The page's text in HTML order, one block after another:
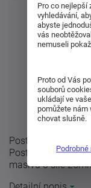
Postel Petra se
Postel se vyrábí z
masivu o síle
Pro co nejlepší
vyhledávání,
abyste
vás
nemuseli
Proto od Vás
souborů
ukládají ve
pomůžete nám
chovat slušně.